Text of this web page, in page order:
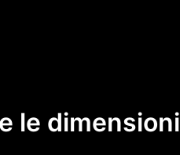
le dimensioni